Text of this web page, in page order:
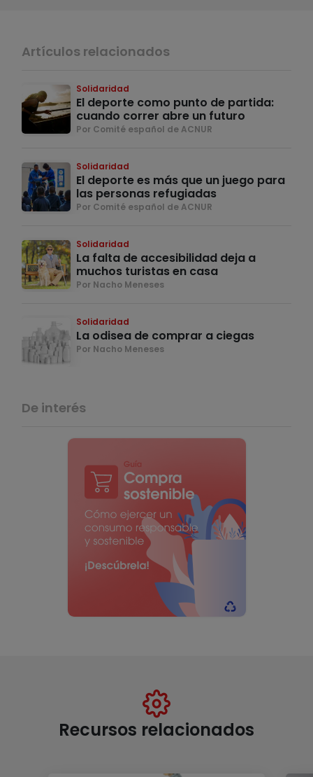
Artículos relacionados
Solidaridad
El deporte como punto de partida:
cuando correr abre un futuro
Por Comité español de ACNUR
Solidaridad
El deporte es más que un juego para
las personas refugiadas
Por Comité español de ACNUR
Solidaridad
La falta de accesibilidad deja a
muchos turistas en casa
Por Nacho Meneses
Solidaridad
La odisea de comprar a ciegas
Por Nacho Meneses
De interés
Recursos relacionados